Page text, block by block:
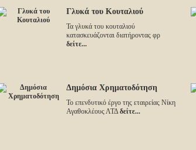
Γλυκά του Κουταλιού
Τα γλυκά του κουταλιού
κατασκευάζονται διατήροντας φρ
δείτε...
Δημόσια Χρηματοδότηση
Το επενδυτικό έργο της εταιρείας Νίκη
Αγαθοκλέους ΛΤΔδείτε...